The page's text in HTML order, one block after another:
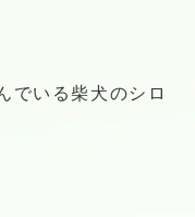
でいる柴犬のシロ